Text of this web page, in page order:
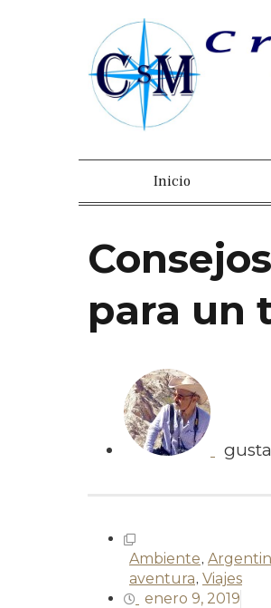
Inicio
para un
Ambiente,
aventura, Viajes
enero 9, 2019